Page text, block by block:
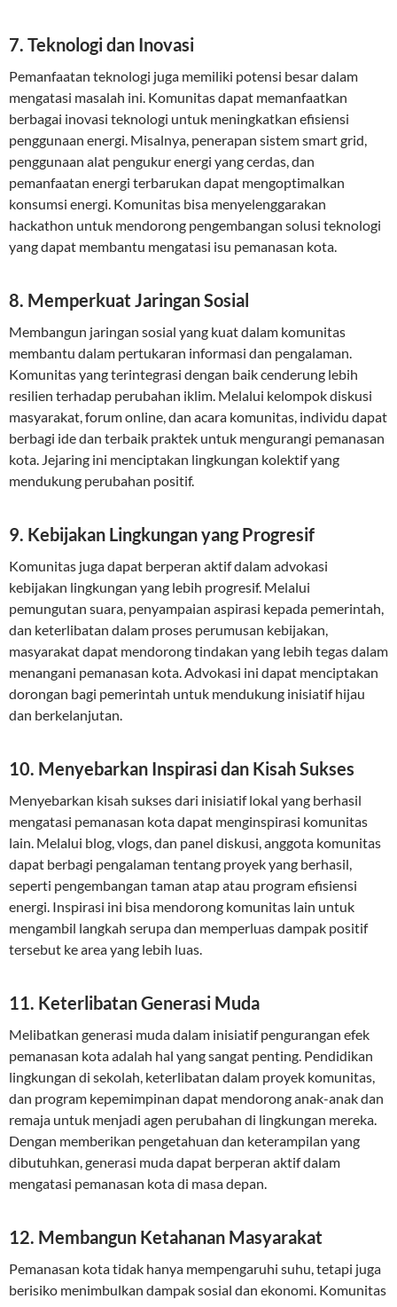
7. Teknologi dan Inovasi
Pemanfaatan teknologi juga memiliki potensi besar dalam
mengatasi masalah ini. Komunitas dapat memanfaatkan
berbagai inovasi teknologi untuk meningkatkan efisiensi
penggunaan energi. Misalnya, penerapan sistem smart grid,
penggunaan alat pengukur energi yang cerdas, dan
pemanfaatan energi terbarukan dapat mengoptimalkan
konsumsi energi. Komunitas bisa menyelenggarakan
hackathon untuk mendorong pengembangan solusi teknologi
yang dapat membantu mengatasi isu pemanasan kota.
8. Memperkuat Jaringan Sosial
Membangun jaringan sosial yang kuat dalam komunitas
membantu dalam pertukaran informasi dan pengalaman.
Komunitas yang terintegrasi dengan baik cenderung lebih
resilien terhadap perubahan iklim. Melalui kelompok diskusi
masyarakat, forum online, dan acara komunitas, individu dapat
berbagi ide dan terbaik praktek untuk mengurangi pemanasan
kota. Jejaring ini menciptakan lingkungan kolektif yang
mendukung perubahan positif.
9. Kebijakan Lingkungan yang Progresif
Komunitas juga dapat berperan aktif dalam advokasi
kebijakan lingkungan yang lebih progresif. Melalui
pemungutan suara, penyampaian aspirasi kepada pemerintah,
dan keterlibatan dalam proses perumusan kebijakan,
masyarakat dapat mendorong tindakan yang lebih tegas dalam
menangani pemanasan kota. Advokasi ini dapat menciptakan
dorongan bagi pemerintah untuk mendukung inisiatif hijau
dan berkelanjutan.
10. Menyebarkan Inspirasi dan Kisah Sukses
Menyebarkan kisah sukses dari inisiatif lokal yang berhasil
mengatasi pemanasan kota dapat menginspirasi komunitas
lain. Melalui blog, vlogs, dan panel diskusi, anggota komunitas
dapat berbagi pengalaman tentang proyek yang berhasil,
seperti pengembangan taman atap atau program efisiensi
energi. Inspirasi ini bisa mendorong komunitas lain untuk
mengambil langkah serupa dan memperluas dampak positif
tersebut ke area yang lebih luas.
11. Keterlibatan Generasi Muda
Melibatkan generasi muda dalam inisiatif pengurangan efek
pemanasan kota adalah hal yang sangat penting. Pendidikan
lingkungan di sekolah, keterlibatan dalam proyek komunitas,
dan program kepemimpinan dapat mendorong anak-anak dan
remaja untuk menjadi agen perubahan di lingkungan mereka.
Dengan memberikan pengetahuan dan keterampilan yang
dibutuhkan, generasi muda dapat berperan aktif dalam
mengatasi pemanasan kota di masa depan.
12. Membangun Ketahanan Masyarakat
Pemanasan kota tidak hanya mempengaruhi suhu, tetapi juga
berisiko menimbulkan dampak sosial dan ekonomi. Komunitas